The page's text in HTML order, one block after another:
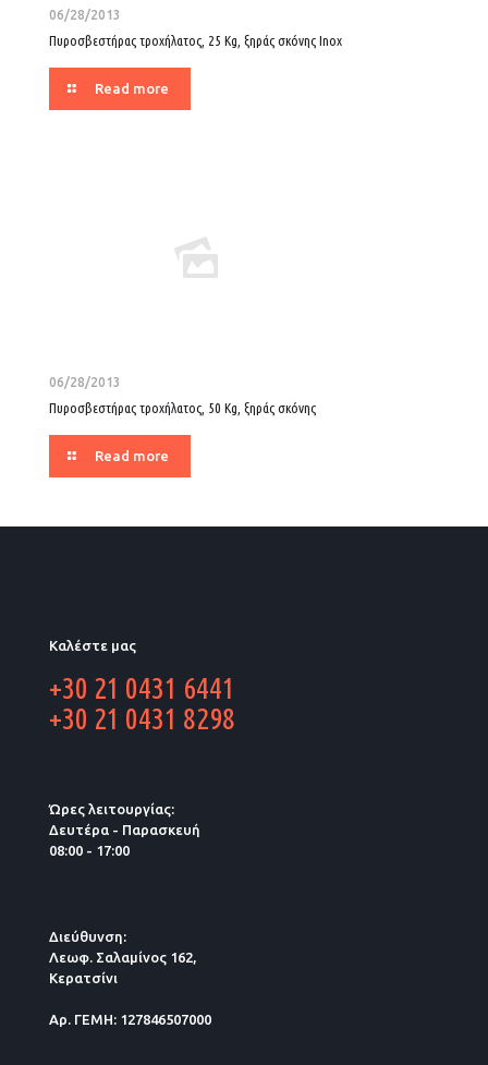
06/28/2013
Πυροσβεστήρας τροχήλατος, 25 Kg, ξηράς σκόνης Inox
Read more
06/28/2013
Πυροσβεστήρας τροχήλατος, 50 Kg, ξηράς σκόνης
Read more
Καλέστε μας
+30 21 0431 6441
+30 21 0431 8298
Ώρες λειτουργίας:
Δευτέρα - Παρασκευή
08:00 - 17:00
Διεύθυνση:
Λεωφ. Σαλαμίνος 162,
Κερατσίνι
Αρ. ΓΕΜΗ: 127846507000